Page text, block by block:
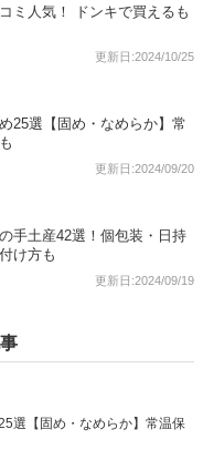
ミ人気！ ドンキで買えるも
更新日:2024/10/25
25選【固め・なめらか】常
更新日:2024/09/20
手土産42選！個包装・日持
け方も
更新日:2024/09/19
選【固め・なめらか】常温保